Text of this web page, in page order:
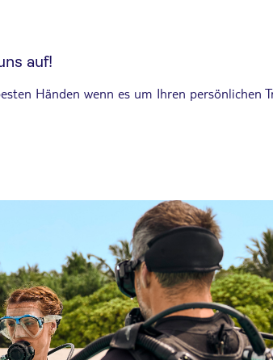
auf!
Händen wenn es um Ihren persönlichen